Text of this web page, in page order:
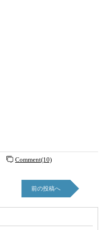
Comment(10)
前の投稿へ